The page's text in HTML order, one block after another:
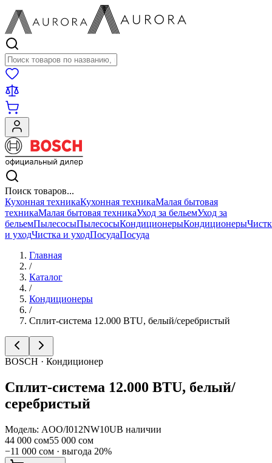
Поиск товаров
Поиск товаров...
Кухонная техникаКухонная техникаМалая бытовая
техникаМалая бытовая техникаУход за бельемУход за
бельемПылесосыПылесосыКондиционерыКондиционеры
и уходЧистка и уходПосудаПосуда
Главная
/
Каталог
/
Кондиционеры
/
Сплит-система 12.000 BTU, белый/серебристый
BOSCH · Кондиционер
Сплит-система 12.000 BTU, белый/
серебристый
Модель: AOO/I012NW10UВ наличии
44 000 сом55 000 сом
−11 000 сом · выгода 20%